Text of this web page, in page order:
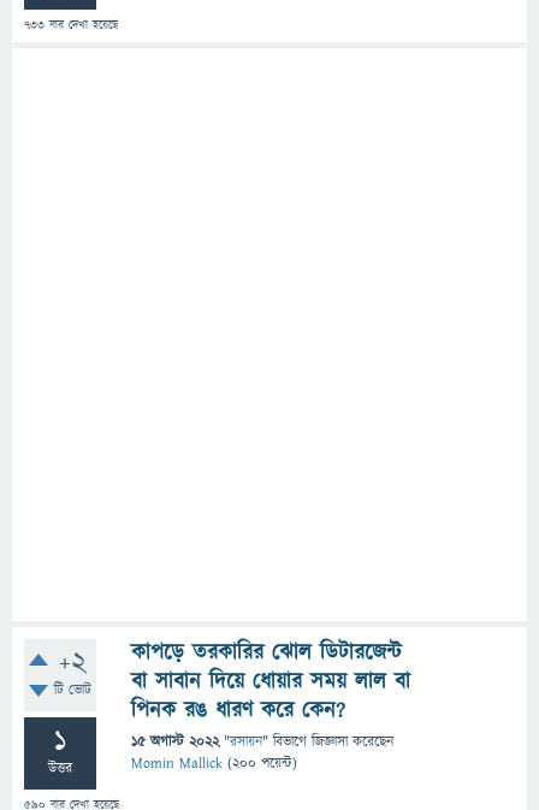
733 বার দেখা হয়েছে
+2
টি ভোট
1
উত্তর
590 বার দেখা হয়েছে
কাপড়ে তরকারির ঝোল ডিটারজেন্ট
বা সাবান দিয়ে ধোয়ার সময় লাল বা
পিনক রঙ ধারণ করে কেন?
15 অগাস্ট 2022 "রসায়ন" বিভাগে জিজ্ঞাসাকরেছেন
Momin Mallick (200 পয়েন্ট)